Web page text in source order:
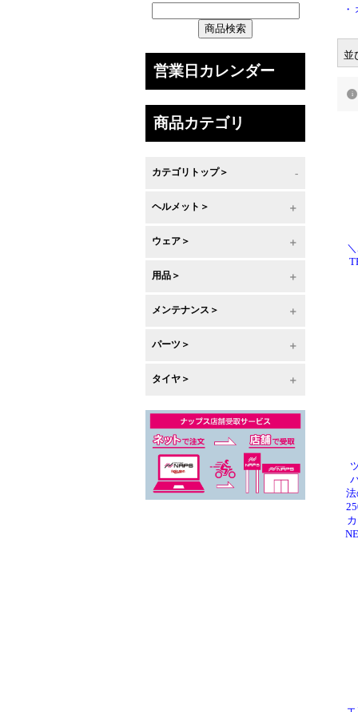
営業日カレンダー
商品カテゴリ
カテゴリトップ＞
ヘルメット＞
ウェア＞
用品＞
メンテナンス＞
パーツ＞
タイヤ＞
・
並